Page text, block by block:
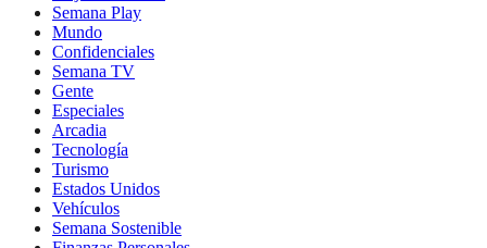
Semana Play
Mundo
Confidenciales
Semana TV
Gente
Especiales
Arcadia
Tecnología
Turismo
Estados Unidos
Vehículos
Semana Sostenible